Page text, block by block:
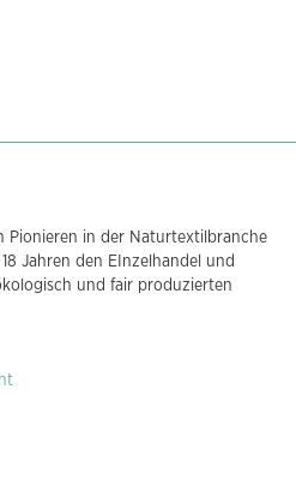
Pionieren in der Naturtextilbranche
Jahren den EInzelhandel und
und fair produzierten